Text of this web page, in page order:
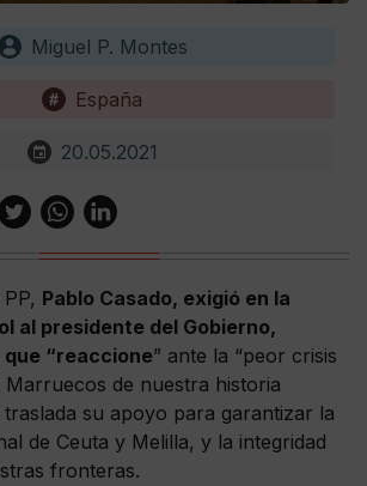
Miguel P. Montes
España
20.05.2021
Pablo Casado, exigió en la
al presidente del Gobierno,
que “reaccione” ante la “peor crisis
Marruecos de nuestra historia
su apoyo para garantizar la
de Ceuta y Melilla, y la integridad
fronteras.